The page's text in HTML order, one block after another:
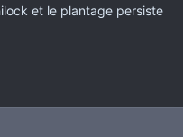
et le plantage persiste